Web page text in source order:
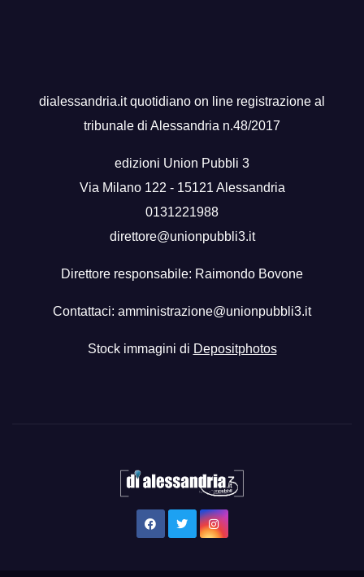
dialessandria.it quotidiano on line registrazione al
tribunale di Alessandria n.48/2017
edizioni Union Pubbli 3
Via Milano 122 - 15121 Alessandria
0131221988
direttore@unionpubbli3.it
Direttore responsabile: Raimondo Bovone
Contattaci: amministrazione@unionpubbli3.it
Stock immagini di Depositphotos